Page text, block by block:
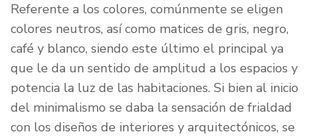
Referente a los colores, comúnmente se eligen
colores neutros, así como matices de gris, negro,
café y blanco, siendo este último el principal ya
que le da un sentido de amplitud a los espacios y
potencia la luz de las habitaciones. Si bien al inicio
del minimalismo se daba la sensación de frialdad
con los diseños de interiores y arquitectónicos, se